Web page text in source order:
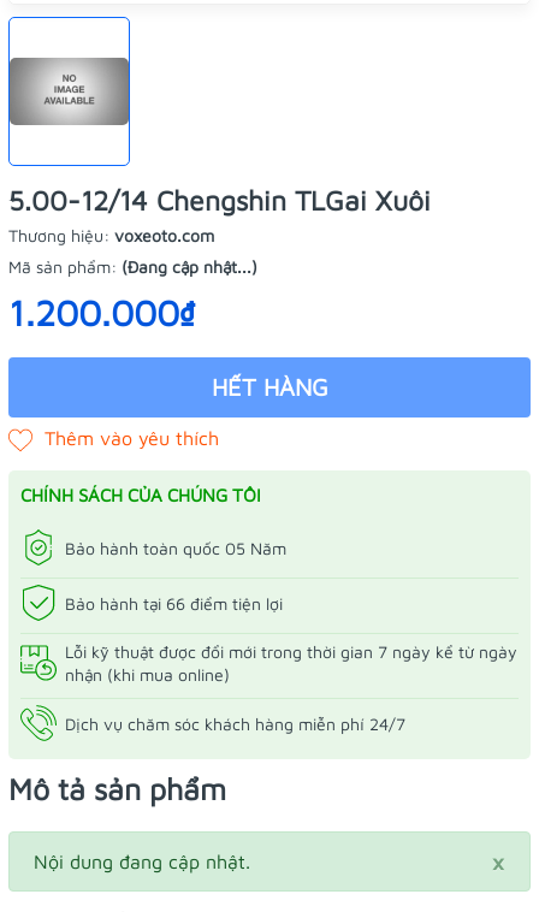
5.00-12/14 Chengshin TLGai Xuôi
Thương hiệu: voxeoto.com
Mã sản phẩm: (Đang cập nhật...)
1.200.000₫
HẾT HÀNG
CHÍNH SÁCH CỦA CHÚNG TÔI
Bảo hành toàn quốc 05 Năm
Bảo hành tại 66 điểm tiện lợi
Lỗi kỹ thuật được đổi mới trong thời gian 7 ngày kể từ ngày
nhận (khi mua online)
Dịch vụ chăm sóc khách hàng miễn phí 24/7
Mô tả sản phẩm
×
Nội dung đang cập nhật.